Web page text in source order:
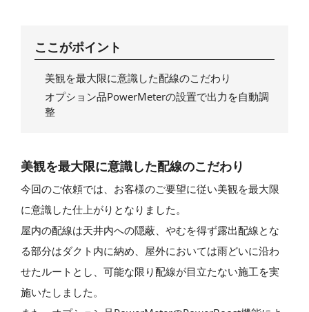
ここがポイント
美観を最大限に意識した配線のこだわり
オプション品PowerMeterの設置で出力を自動調
整
美観を最大限に意識した配線のこだわり
今回のご依頼では、お客様のご要望に従い美観を最大限
に意識した仕上がりとなりました。
屋内の配線は天井内への隠蔽、やむを得ず露出配線とな
る部分はダクト内に納め、屋外においては雨どいに沿わ
せたルートとし、可能な限り配線が目立たない施工を実
施いたしました。